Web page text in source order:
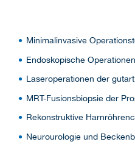
Minimalinvasive
Endoskopische
Laseroperationen der
MRT-Fusionsbiopsie der
Rekonstruktive
Neurourologie und